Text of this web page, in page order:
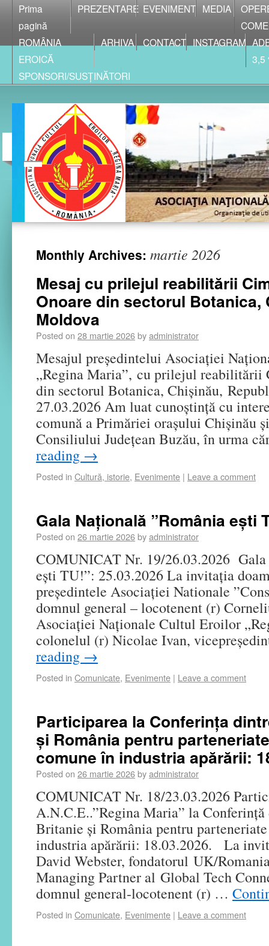
Prima
pagină
PREZENTARE EVENIMENT MEDIA
ROMÂNIA
EROICĂ
ARHIVA CONTACT INSTAGRAM
3,5
SPONSORI/SUSȚINĂTORI
Monthly Archives: martie 2026
Mesaj cu prilejul reabilitării
Onoare din sectorul Botanica,
Moldova
Posted on 28 martie 2026byadministrator
Mesajul președintelui Asociației
„Regina Maria”, cu prilejul reabilitării
din sectorul Botanica, Chișinău,
27.03.2026 Am luat cunoștință cu
comună a Primăriei orașului Chișinău
Consiliului Județean Buzău, în urma
reading →
Posted in Cultură, istorie, Evenimente | Leave a comment
Gala Națională ”România ești
Posted on 26 martie 2026byadministrator
COMUNICAT Nr. 19/26.03.2026 Gala
ești TU!”: 25.03.2026 La invitația
președintele Asociației Nationale
domnul general – locotenent (r)
Asociației Naționale Cultul Eroilor
colonelul (r) Nicolae Ivan,
reading →
Posted in Comunicate, Evenimente | Leave a comment
Participarea la Conferința
și România pentru
comune în industria apărării:
Posted on 26 martie 2026byadministrator
COMUNICAT Nr. 18/23.03.2026
A.N.C.E..”Regina Maria” la
Britanie și România pentru
industria apărării: 18.03.2026. La
David Webster, fondatorul UK/
Managing Partner al Global Tech
domnul general-locotenent (r) …
Posted in Comunicate, Evenimente | Leave a comment